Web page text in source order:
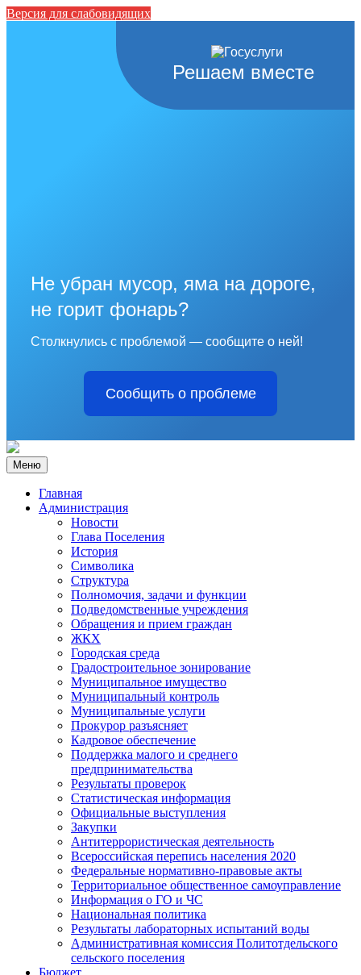
Версия для слабовидящих
Решаем вместе
Не убран мусор, яма на дороге,
не горит фонарь?
Столкнулись с проблемой — сообщите о ней!
Сообщить о проблеме
Меню
Главная
Администрация
Новости
Глава Поселения
История
Символика
Структура
Полномочия, задачи и функции
Подведомственные учреждения
Обращения и прием граждан
ЖКХ
Городская среда
Градостроительное зонирование
Муниципальное имущество
Муниципальный контроль
Муниципальные услуги
Прокурор разъясняет
Кадровое обеспечение
Поддержка малого и среднего
предпринимательства
Результаты проверок
Статистическая информация
Официальные выступления
Закупки
Антитеррористическая деятельность
Всероссийская перепись населения 2020
Федеральные нормативно-правовые акты
Территориальное общественное самоуправление
Информация о ГО и ЧС
Национальная политика
Результаты лабораторных испытаний воды
Административная комиссия Политотдельского
сельского поселения
Бюджет